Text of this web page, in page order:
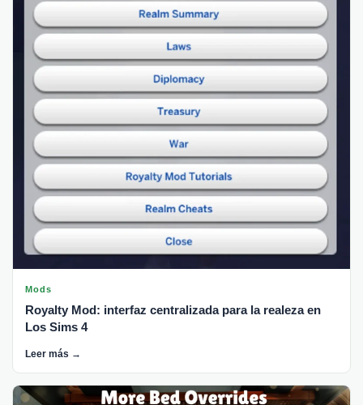
Mods
Royalty Mod: interfaz centralizada para la realeza en
Los Sims 4
Leer más →